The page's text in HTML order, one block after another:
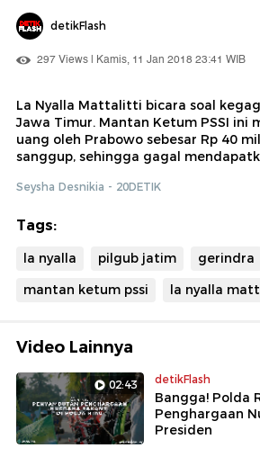
detikFlash
297 Views | Kamis, 11 Jan 2018 23:41 WIB
La Nyalla Mattalitti bicara soal
Jawa Timur. Mantan Ketum PSSI ini
uang oleh Prabowo sebesar Rp 40
sanggup, sehingga gagal
Seysha Desnikia - 20DETIK
Tags:
la nyalla pilgub jatim gerindra
mantan ketum pssi
la nyalla
Video Lainnya
02:43 detikFlash
Bangga! Polda
Penghargaan
Presiden